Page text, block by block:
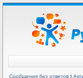
Сообщения без ответов |